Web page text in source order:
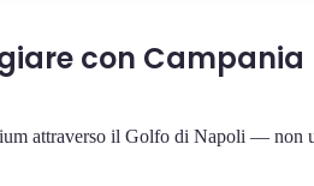
con Campania
attraverso il Golfo di Napoli — non